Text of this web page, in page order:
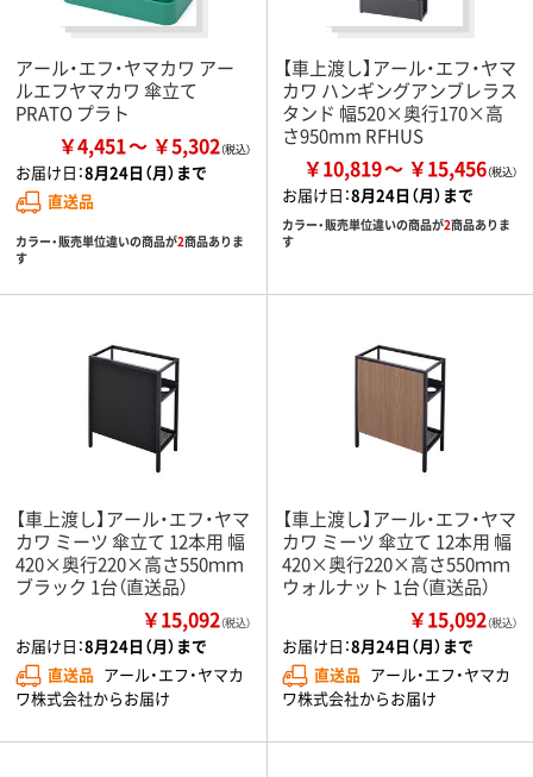
アール・エフ・ヤマカワ アー
ルエフヤマカワ 傘立て
PRATO プラト
￥4,451 ￥5,302
お届け日：8月24日（月）まで
直送品
カラー・販売単位違いの商品が2商品ありま
す
【車上渡し】アール・エフ・ヤマ
カワ ハンギングアンブレラス
タンド 幅520×奥行170×高
さ950mm RFHUS
￥10,819 ￥15,456
お届け日：8月24日（月）まで
カラー・販売単位違いの商品が2商品ありま
す
【車上渡し】アール・エフ・ヤマ
カワ ミーツ 傘立て 12本用 幅
420×奥行220×高さ550ｍｍ
ブラック 1台（直送品）
￥15,092（税込）
お届け日：8月24日（月）まで
直送品 アール・エフ・ヤマカ
ワ株式会社からお届け
【車上渡し】アール・エフ・ヤマ
カワ ミーツ 傘立て 12本用 幅
420×奥行220×高さ550ｍｍ
ウォルナット 1台（直送品）
￥15,092（税込）
お届け日：8月24日（月）まで
直送品 アール・エフ・ヤマカ
ワ株式会社からお届け